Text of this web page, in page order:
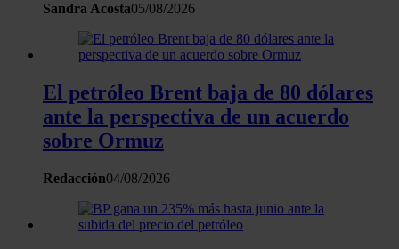
analizar el tráfico. Además, compartimos información sobre
uso que haga del sitio web con nuestros partners de redes
sociales, publicidad y análisis web, quienes pueden
recopilado a partir del uso que haya hecho de sus servicios.
Sandra Acosta05/08/2026
El petróleo Brent baja de 80 dólares
ante la perspectiva de un acuerdo
sobre Ormuz
Redacción04/08/2026